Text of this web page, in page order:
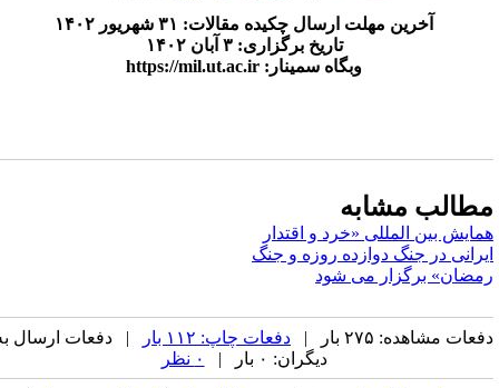
آخرین مهلت ارسال چکیده مقالات: ۳۱ شهریور ۱۴۰۲
تاریخ برگزاری: ۳ آبان ۱۴۰۲
وبگاه سمینار: https://mil.ut.ac.ir
مشابه
بین المللی «خرد و اقتدار
در جنگ دوازده روزه و جنگ
برگزار می شود
مشاهده: ۲۷۵ بار | دفعات چاپ: ۱۱۲ بار
| دفعات ارسال به
دیگران: ۰ بار |